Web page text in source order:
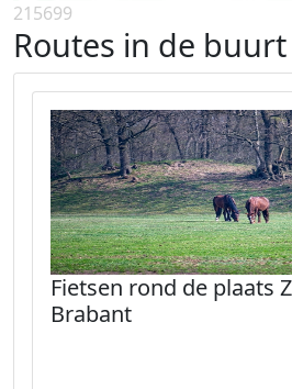
215699
Routes in de buurt
Fietsen rond de plaats
Brabant